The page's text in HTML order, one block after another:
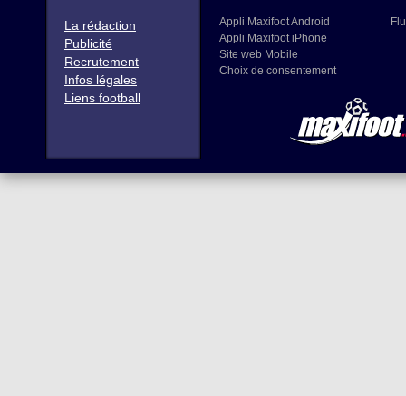
La rédaction
Publicité
Recrutement
Infos légales
Liens football
Appli Maxifoot Android
Appli Maxifoot iPhone
Site web Mobile
Choix de consentement